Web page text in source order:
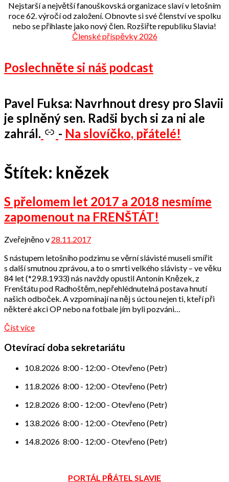
Nejstarší a největší fanouškovská organizace slaví v letošním
roce 62. výročí od založení. Obnovte si své členství ve spolku
nebo se přihlaste jako nový člen. Rozšiřte republiku Slavia!
Členské příspěvky 2026
Poslechněte si náš podcast
Pavel Fuksa: Navrhnout dresy pro Slavii
je splněný sen. Radši bych si za ni ale
zahrál.
- Na slovíčko, přátelé!
Štítek: knězek
S přelomem let 2017 a 2018 nesmíme
zapomenout na FRENŠTÁT!
Zveřejněno v 28.11.2017
přátel
S nástupem letošního podzimu se věrní slávisté museli smířit
s další smutnou zprávou, a to o smrti velkého slávisty – ve věku
84 let (*29.8.1933) nás navždy opustil Antonín Knězek, z
Frenštátu pod Radhoštěm, nepřehlédnutelná postava hnutí
našich odboček. A vzpomínají na něj s úctou nejen ti, kteří při
některé akci OP nebo na fotbale jím byli pozváni…
Číst více
Otevírací doba sekretariátu
10.8.2026 8:00- 12:00- Otevřeno (Petr)
11.8.2026 8:00- 12:00- Otevřeno (Petr)
12.8.2026 8:00- 12:00- Otevřeno (Petr)
13.8.2026 8:00- 12:00- Otevřeno (Petr)
14.8.2026 8:00- 12:00- Otevřeno (Petr)
PORTÁL PŘÁTEL SLAVIE